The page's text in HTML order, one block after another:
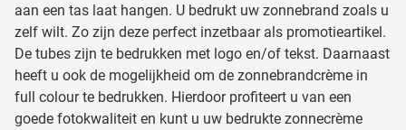
aan een tas laat hangen. U bedrukt uw zonnebrand zoals u
zelf wilt. Zo zijn deze perfect inzetbaar als promotieartikel.
De tubes zijn te bedrukken met logo en/of tekst. Daarnaast
heeft u ook de mogelijkheid om de zonnebrandcrème in
full colour te bedrukken. Hierdoor profiteert u van een
goede fotokwaliteit en kunt u uw bedrukte zonnecrème